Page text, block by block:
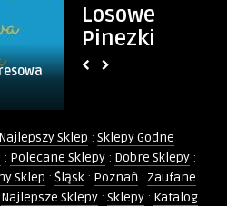
Losowe
Pinezki
Najlepszy Sklep : Sklepy Godne
: Polecane Sklepy : Dobre Sklepy :
Sklep : Śląsk : Poznań : Zaufane
Najlepsze Sklepy: Sklepy: Katalog